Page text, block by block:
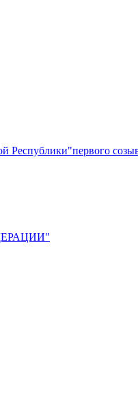
Республики"первого